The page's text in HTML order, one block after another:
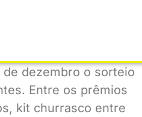
de dezembro o sorteio
Entre os prêmios
kit churrasco entre